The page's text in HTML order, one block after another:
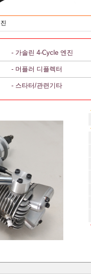
- 가솔린 4-Cycle 엔진
- 머플러 디플렉터
- 스타터/관련기타